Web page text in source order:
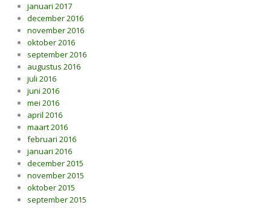
januari 2017
december 2016
november 2016
oktober 2016
september 2016
augustus 2016
juli 2016
juni 2016
mei 2016
april 2016
maart 2016
februari 2016
januari 2016
december 2015
november 2015
oktober 2015
september 2015